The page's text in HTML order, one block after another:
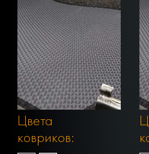
Цвета
ковриков: